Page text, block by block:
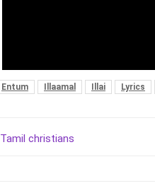
Entum Illaamal Illai Lyrics
Tamil christians